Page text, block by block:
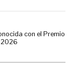
con el Premio
2026